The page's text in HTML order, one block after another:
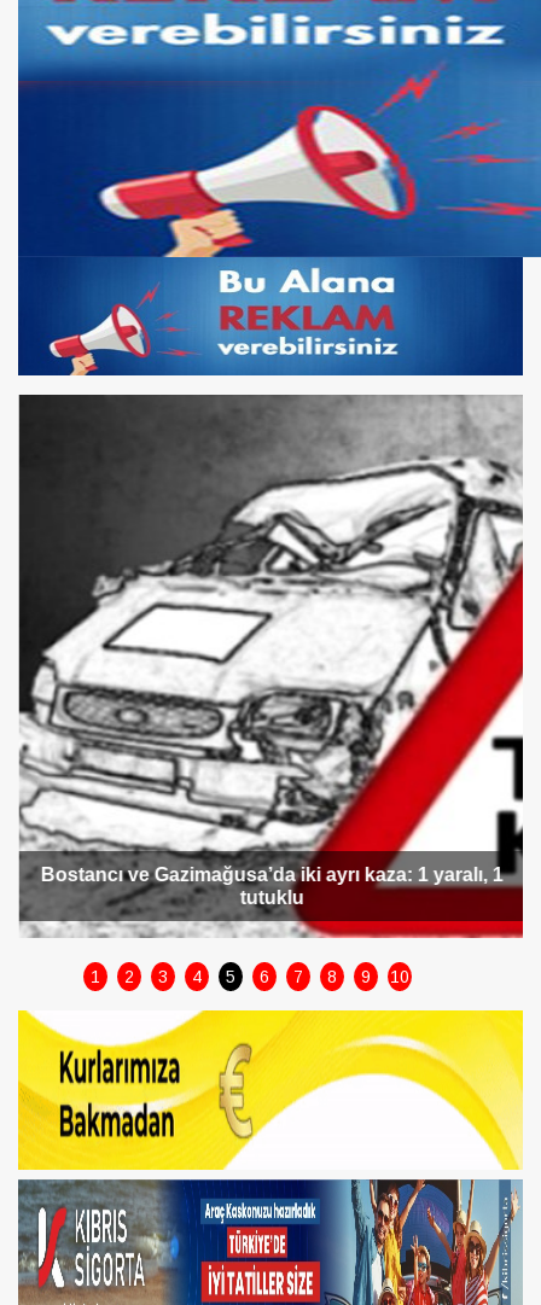
Bostancı ve Gazimağusa’da iki ayrı kaza: 1 yaralı, 1
tutuklu
1 2 3 4 5 6 7 8 9 10